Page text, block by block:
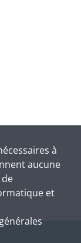
à
aucune
et